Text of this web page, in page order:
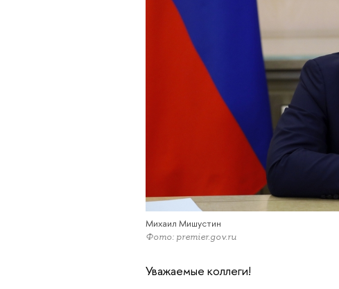
Михаил Мишустин
Фото: premier.gov.ru
Уважаемые коллеги!